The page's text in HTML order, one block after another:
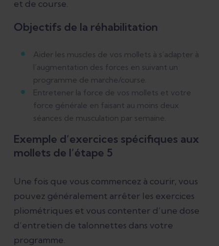
et de course.
Objectifs de la réhabilitation
Aider les muscles de vos mollets à s’adapter à
l’augmentation des forces en suivant un
programme de marche/course.
Entretener la force de vos mollets et votre
force générale en faisant au moins deux
séances de musculation par semaine.
Exemple d’exercices spécifiques aux
mollets de l’étape 5
Une fois que vous commencez à courir, vous
pouvez généralement arrêter les exercices
pliométriques et vous contenter d’une dose
d’entretien de talonnettes dans votre
programme.